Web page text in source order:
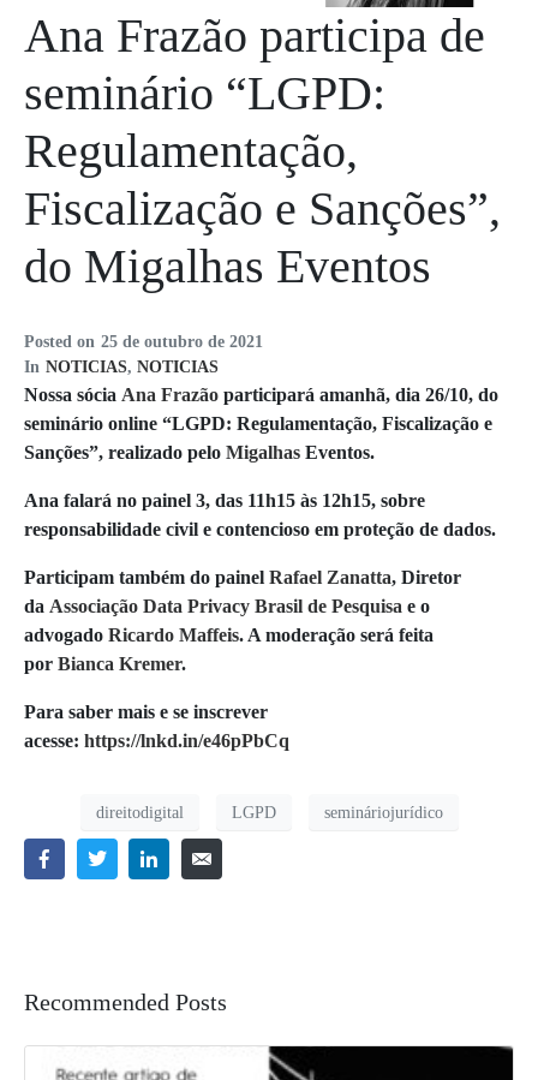
Posted on 25 de outubro de 2021
In NOTICIAS, NOTICIAS
Ana Frazão participa de
seminário “LGPD:
Regulamentação,
Fiscalização e Sanções”,
do Migalhas Eventos
Nossa sócia Ana Frazão participará amanhã, dia 26/10, do
seminário online “LGPD: Regulamentação, Fiscalização e
Sanções”, realizado pelo Migalhas Eventos.
Ana falará no painel 3, das 11h15 às 12h15, sobre
responsabilidade civil e contencioso em proteção de dados.
Participam também do painel Rafael Zanatta, Diretor
da Associação Data Privacy Brasil de Pesquisa e o
advogado Ricardo Maffeis. A moderação será feita
por Bianca Kremer.
Para saber mais e se inscrever
acesse: https://lnkd.in/e46pPbCq
direitodigital LGPD semináriojurídico
Recommended Posts